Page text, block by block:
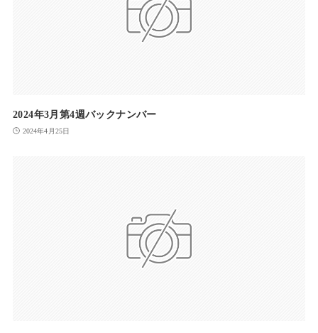
2024年3月第4週バックナンバー
2024年4月25日